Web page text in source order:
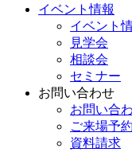
イベント情報
イベント
見学会
相談会
セミナー
お問い合わせ
お問い合
ご来場予約
資料請求